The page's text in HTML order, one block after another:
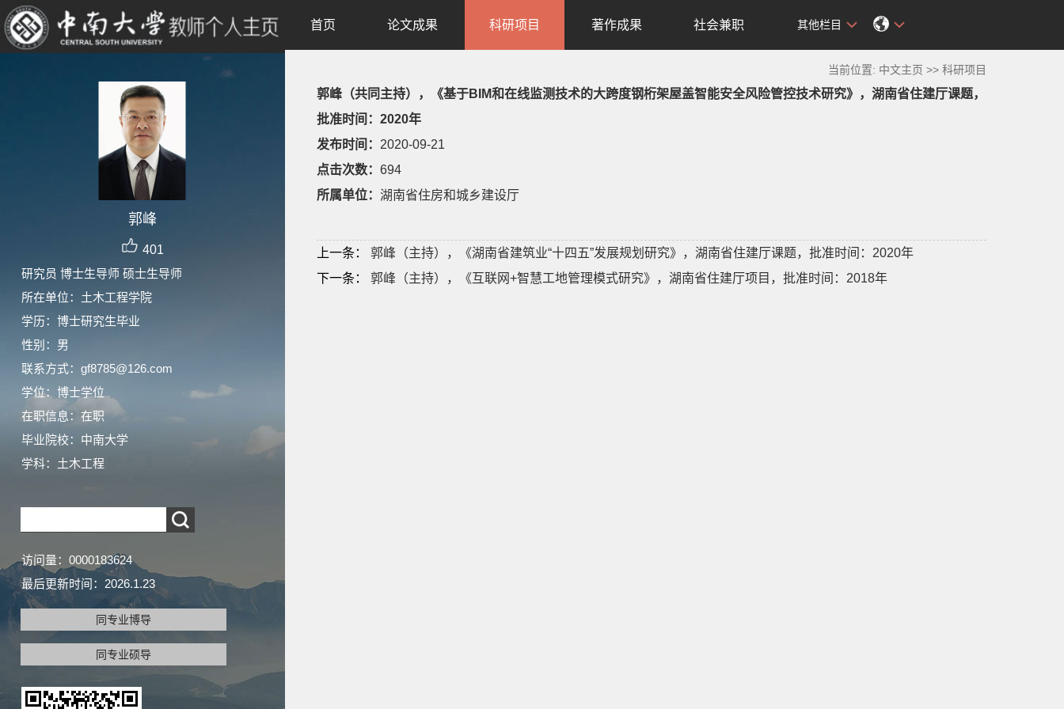
郭峰
401
研究员 博士生导师 硕士生导师
所在单位：土木工程学院
学历：博士研究生毕业
性别：男
联系方式：gf8785@126.com
学位：博士学位
在职信息：在职
毕业院校：中南大学
学科：土木工程
访问量： 0000183624
最后更新时间： 2026.1.23
同专业博导
同专业硕导
首页 论文成果 科研项目 著作成果 社会兼职 其他栏目
当前位置: 中文主页 >>科研项目
郭峰（共同主持），《基于BIM和在线监测技术的大跨度钢桁架屋盖智能安全风险管控技术研究》，湖南省住建厅课题，
批准时间：2020年
发布时间： 2020-09-21
点击次数： 694
所属单位： 湖南省住房和城乡建设厅
上一条：
郭峰（主持），《湖南省建筑业“十四五”发展规划研究》，湖南省住建厅课题，批准时间：2020年
下一条：
郭峰（主持），《互联网+智慧工地管理模式研究》，湖南省住建厅项目，批准时间：2018年